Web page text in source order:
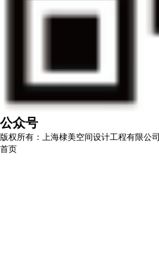
公众号
版权所有：上海棣美空间设计工程有限公司
首页